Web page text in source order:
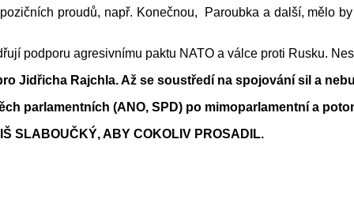
proudů, např. Konečnou, Paroubka a další, mělo
podporu agresivnímu paktu NATO a válce proti Rusku.
Jidřicha Rajchla. Až se soustředí na spojování sil a
parlamentních (ANO, SPD) po mimoparlamentní a
SLABOUČKÝ, ABY COKOLIV PROSADIL.